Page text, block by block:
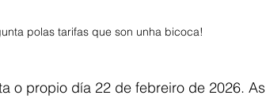
polas tarifas que son unha bicoca!
o propio día 22 de febreiro de 2026. As